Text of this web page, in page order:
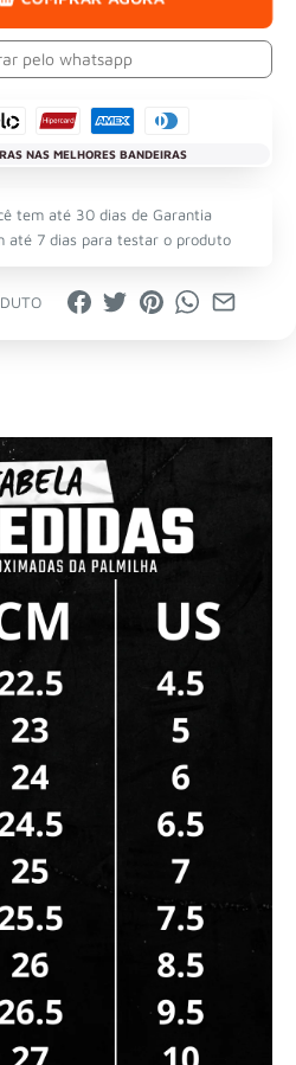
pelo whatsapp
NAS MELHORES BANDEIRAS
tem até 30 dias de Garantia
até 7 dias para testar o produto